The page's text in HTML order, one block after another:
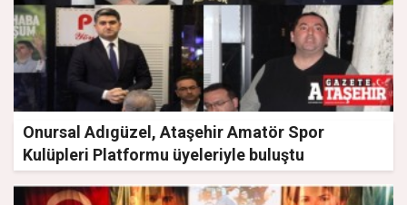
Onursal Adıgüzel, Ataşehir Amatör Spor
Kulüpleri Platformu üyeleriyle buluştu